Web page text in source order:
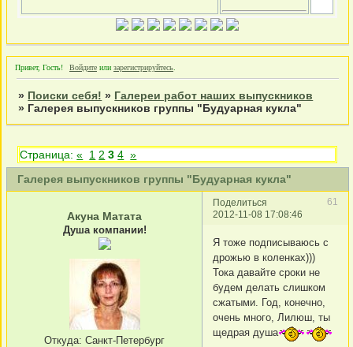
Привет, Гость! Войдите или зарегистрируйтесь
» Поиски себя! » Галереи работ наших выпускников
» Галерея выпускников группы "Будуарная кукла"
Галерея выпускников группы "Будуарная кукла"
Страница:« 1 2 3 4 »
Поделиться
61
2012-11-08 17:08:46
Акуна Матата
Душа компании!
Откуда: Санкт-Петербург
Я тоже подписываюсь с
дрожью в коленках)))
Тока давайте сроки не
будем делать слишком
сжатыми. Год, конечно,
очень много, Лилюш, ты
щедрая душа